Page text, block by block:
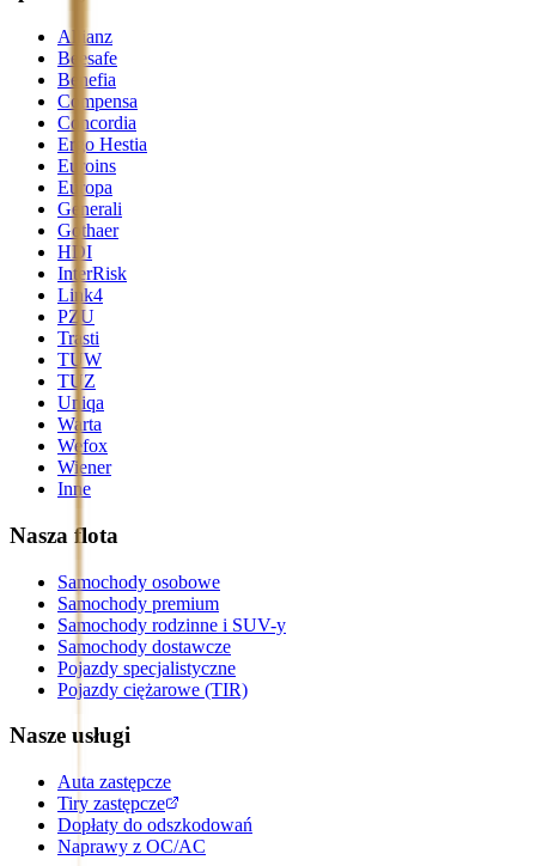
Allianz
Beesafe
Benefia
Compensa
Concordia
Ergo Hestia
Euroins
Europa
Generali
Gothaer
HDI
InterRisk
Link4
PZU
Trasti
TUW
TUZ
Uniqa
Warta
Wefox
Wiener
Inne
Nasza flota
Samochody osobowe
Samochody premium
Samochody rodzinne i SUV-y
Samochody dostawcze
Pojazdy specjalistyczne
Pojazdy ciężarowe (TIR)
Nasze usługi
Auta zastępcze
Tiry zastępcze
Dopłaty do odszkodowań
Naprawy z OC/AC